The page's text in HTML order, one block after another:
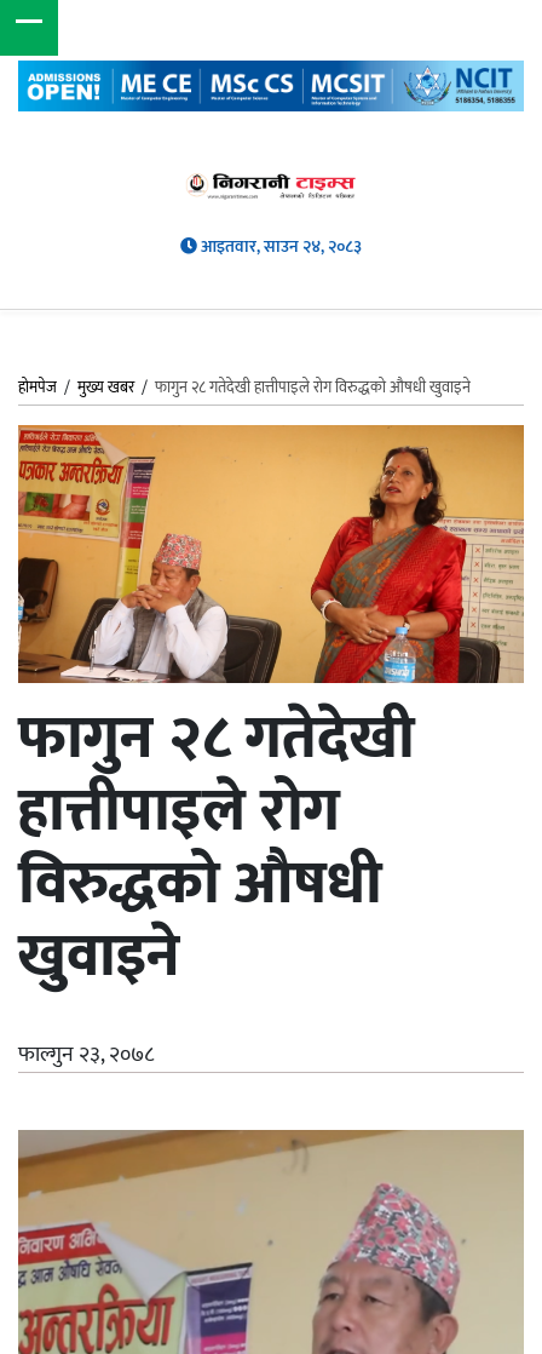
आइतवार, साउन २४, २०८३
होमपेज /मुख्य खबर/ फागुन २८ गतेदेखी हात्तीपाइले रोग विरुद्धको औषधी खुवाइने
फागुन २८ गतेदेखी
हात्तीपाइले रोग
विरुद्धको औषधी
खुवाइने
फाल्गुन २३, २०७८